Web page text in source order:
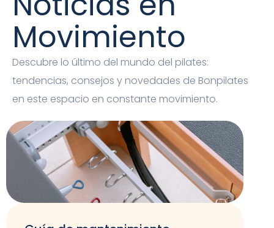
Movimiento
Descubre lo último del mundo del pilates:
tendencias, consejos y novedades de Bonpilates
en este espacio en constante movimiento.